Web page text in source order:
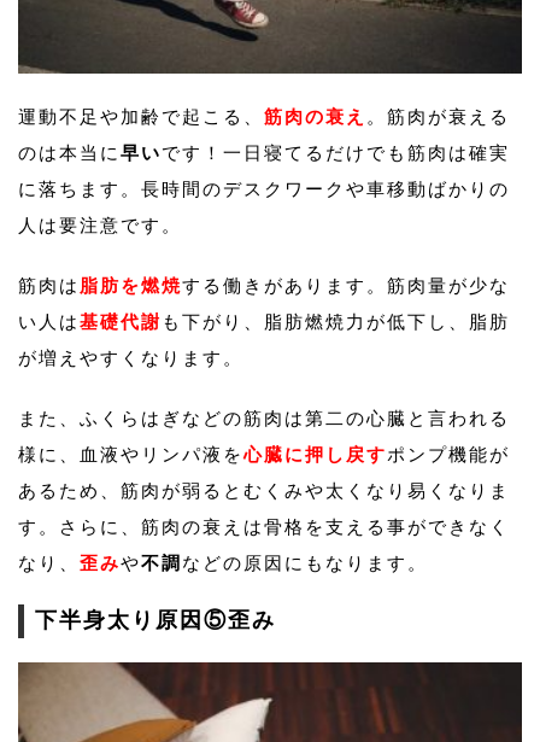
運動不足や加齢で起こる、 筋肉の衰え 。筋肉が衰える
のは本当に 早いです！一日寝てるだけでも筋肉は確実
に落ちます。長時間のデスクワークや車移動ばかりの
人は要注意です。
筋肉は 脂肪を燃焼する働きがあります。筋肉量が少な
い人は基礎代謝も下がり、脂肪燃焼力が低下し、脂肪
が増えやすくなります。
また、ふくらはぎなどの筋肉は第二の心臓と言われる
様に、血液やリンパ液を心臓に押し戻すポンプ機能が
あるため、筋肉が弱るとむくみや太くなり易くなりま
す。さらに、筋肉の衰えは骨格を支える事ができなく
なり、 歪みや不調などの原因にもなります。
下半身太り原因⑤歪み